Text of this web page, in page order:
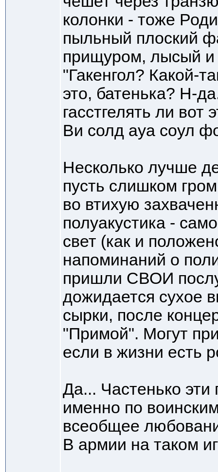
колонки - тоже
пыльный плоский
прищуром, лысый и
"Гакенгол? Какой-
это, батенька? Н-
гасстгелять ли
Ви солд ауа соул
Несколько лучше
пусть слишком
во втихую
полуакустика -
свет (как и
напоминаний о
пришли СВОИ
дожидается сухое
сырки, после
"Примой". Могут
если в жизни есть
Да... Частенько
именно по
всеобщее
В армии на таком